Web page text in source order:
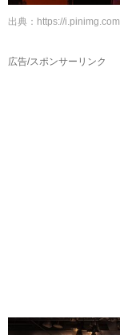
出典： https://i.pinimg.com
広告/スポンサーリンク